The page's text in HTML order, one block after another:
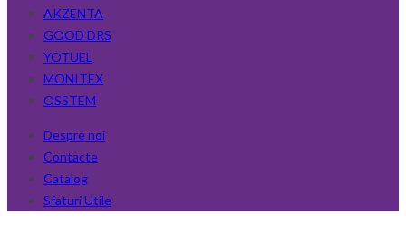
AKZENTA
GOOD DRS
YOTUEL
MONITEX
OSSTEM
Despre noi
Contacte
Catalog
Sfaturi Utile